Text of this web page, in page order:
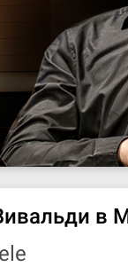
в